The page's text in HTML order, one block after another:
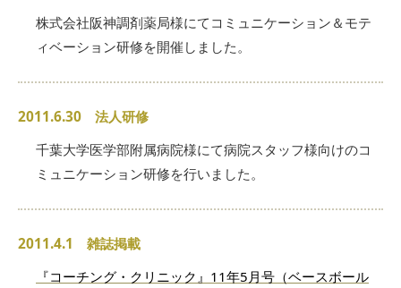
株式会社阪神調剤薬局様にてコミュニケーション＆モテ
ィベーション研修を開催しました。
2011.6.30 法人研修
千葉大学医学部附属病院様にて病院スタッフ様向けのコ
ミュニケーション研修を行いました。
2011.4.1 雑誌掲載
『コーチング・クリニック』11年5月号（ベースボール